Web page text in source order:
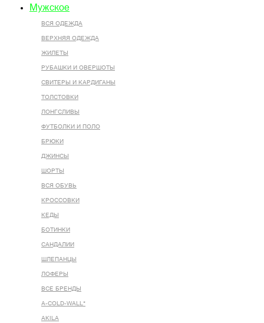
Мужское
ВСЯ ОДЕЖДА
ВЕРХНЯЯ ОДЕЖДА
ЖИЛЕТЫ
РУБАШКИ И ОВЕРШОТЫ
СВИТЕРЫ И КАРДИГАНЫ
ТОЛСТОВКИ
ЛОНГСЛИВЫ
ФУТБОЛКИ И ПОЛО
БРЮКИ
ДЖИНСЫ
ШОРТЫ
ВСЯ ОБУВЬ
КРОССОВКИ
КЕДЫ
БОТИНКИ
САНДАЛИИ
ШЛЕПАНЦЫ
ЛОФЕРЫ
ВСЕ БРЕНДЫ
A-COLD-WALL*
AKILA